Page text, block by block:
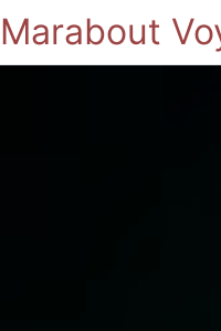
Marabout